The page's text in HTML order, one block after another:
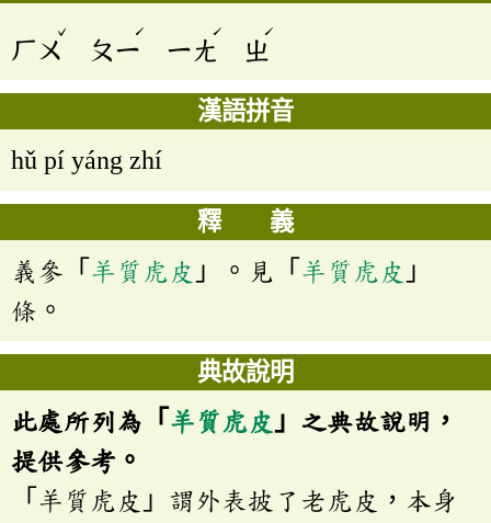
ㄏㄨ
ˇ
ㄆㄧ
ˊ
ㄧㄤ
ˊ
ㄓ
ˊ
漢語拼音
hǔ pí yáng zhí
釋 義
義參「 羊質虎皮 」。見「 羊質虎皮 」
條。
典故說明
此處所列為「 羊質虎皮 」之典故說明，
提供參考。
「羊質虎皮」謂外表披了老虎皮，本身